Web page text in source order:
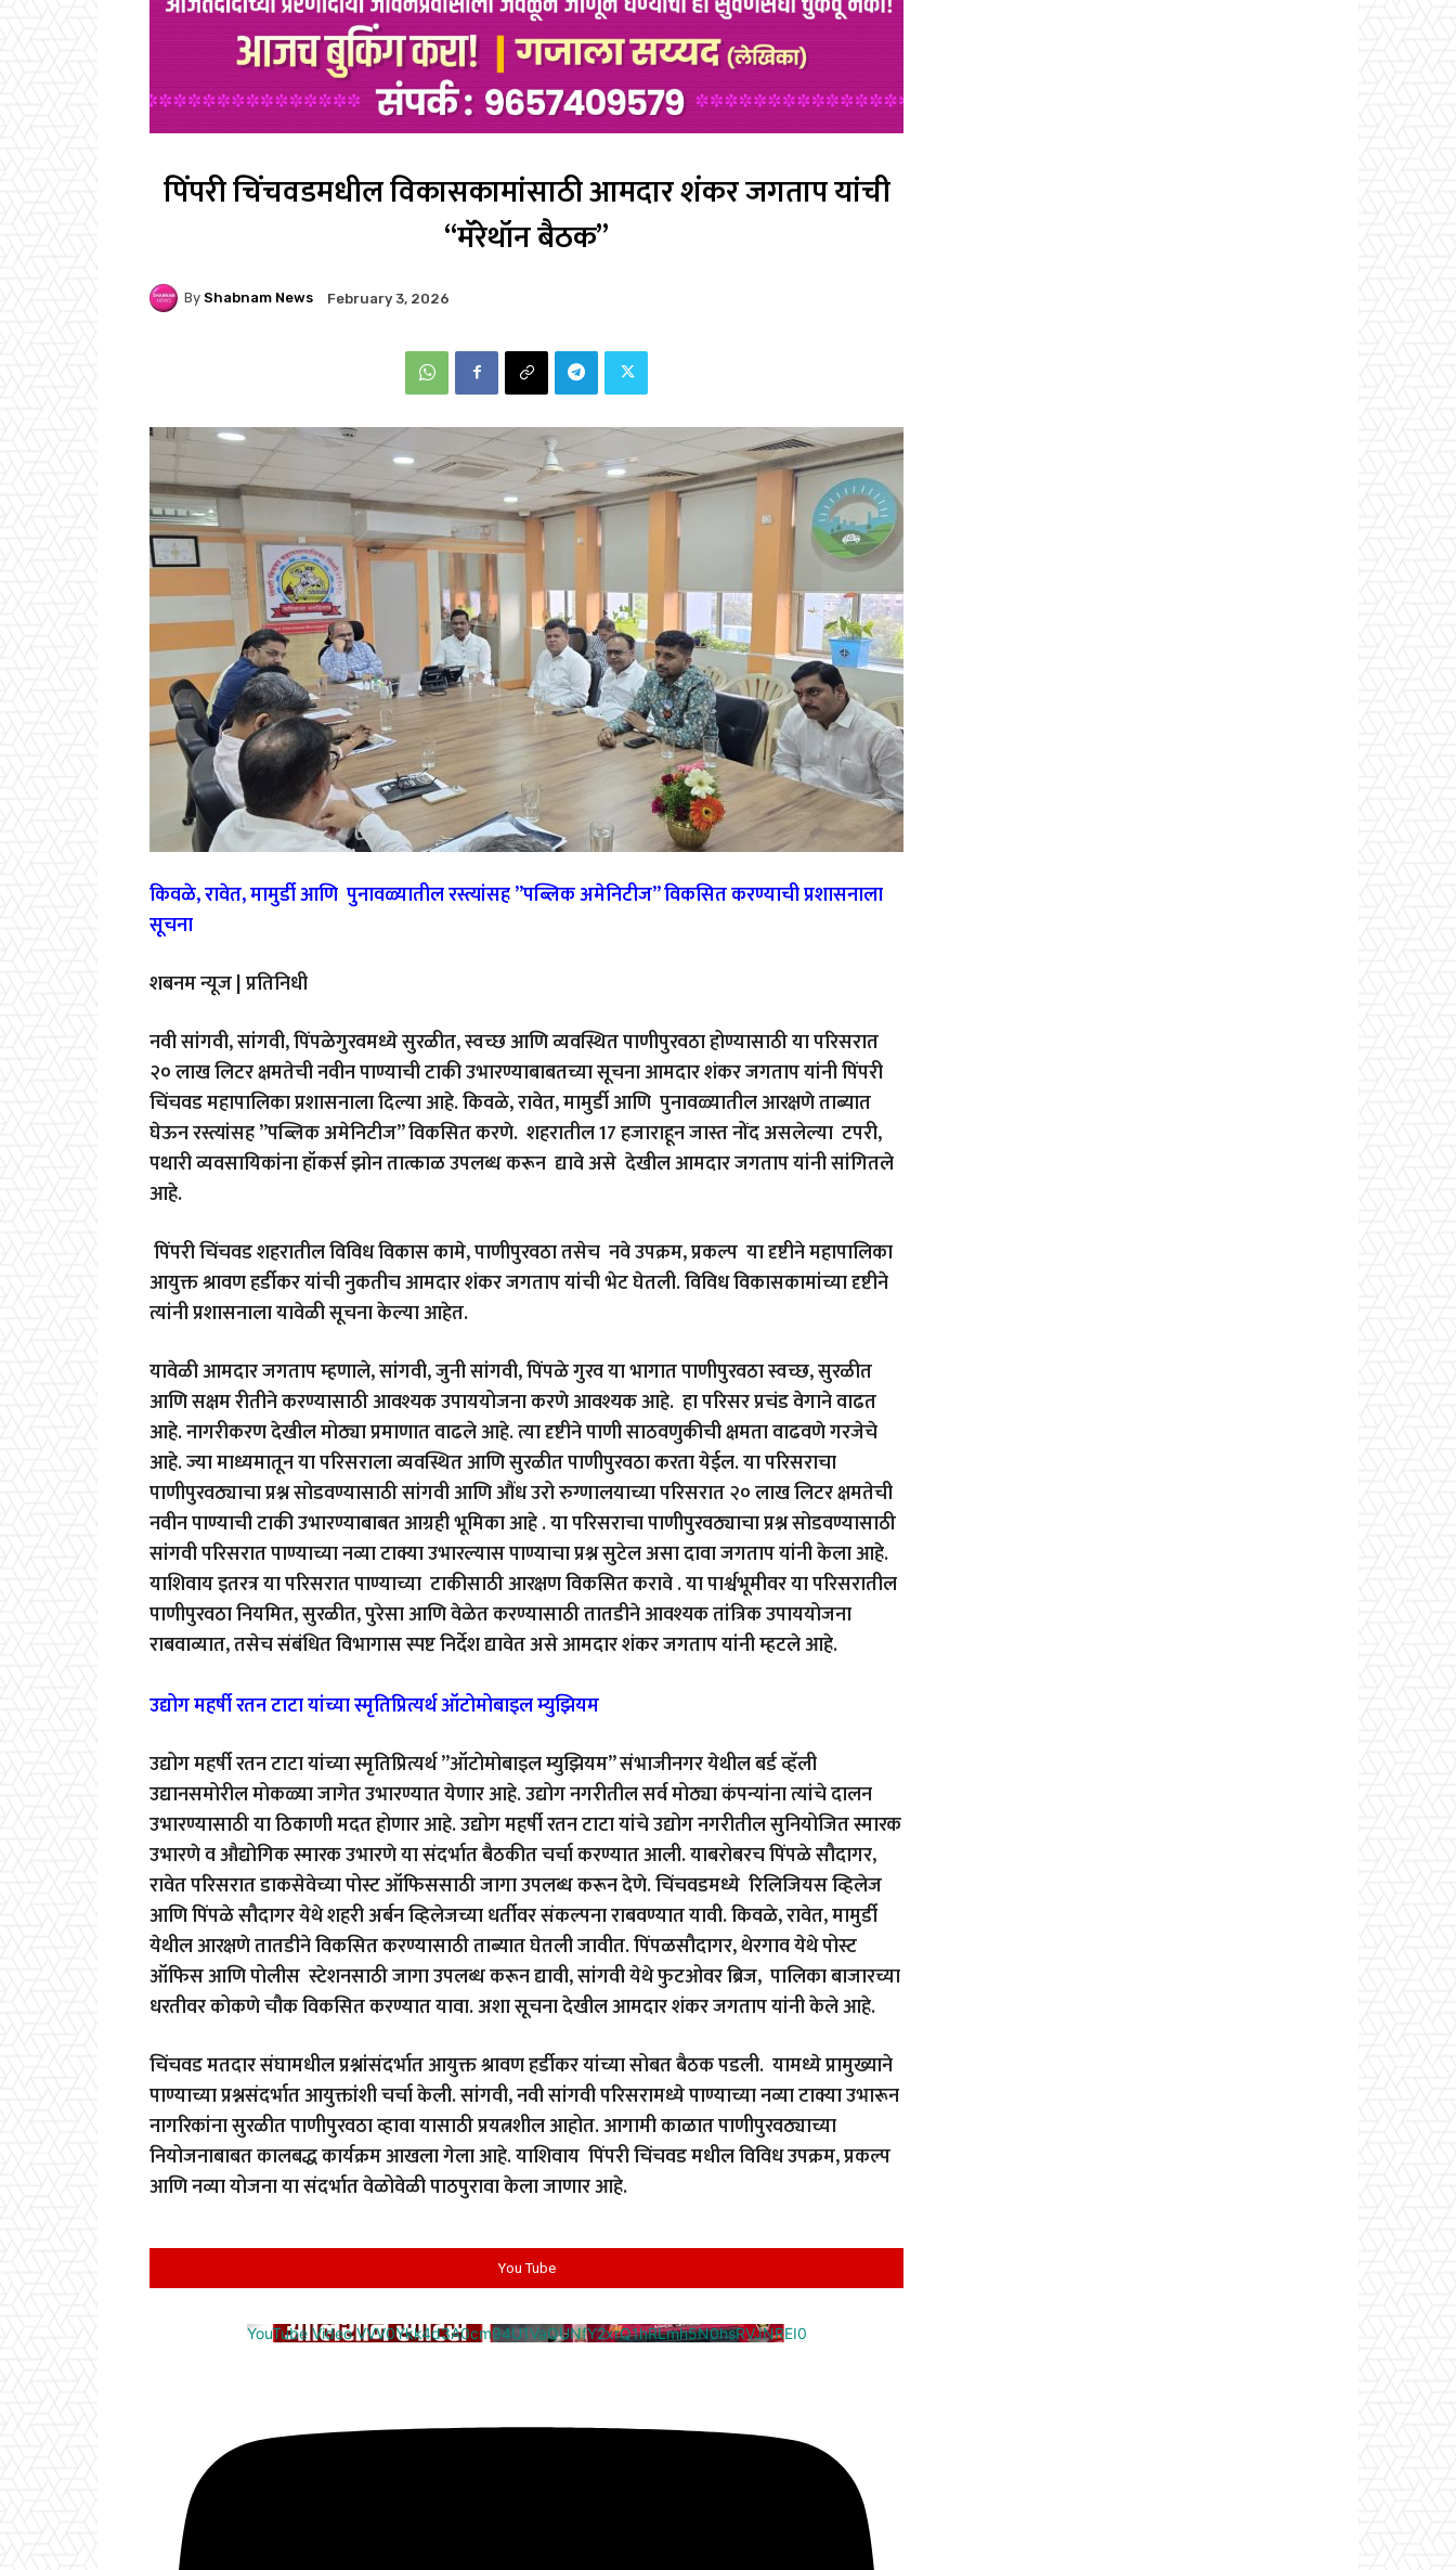
पिंपरी चिंचवडमधील विकासकामांसाठी आमदार शंकर जगताप यांची
“मॅरेथॉन बैठक”
By Shabnam News February 3, 2026
किवळे, रावेत, मामुर्डी आणि पुनावळ्यातील रस्त्यांसह ”पब्लिक अमेनिटीज” विकसित करण्याची प्रशासनाला
सूचना
शबनम न्यूज | प्रतिनिधी
नवी सांगवी, सांगवी, पिंपळेगुरवमध्ये सुरळीत, स्वच्छ आणि व्यवस्थित पाणीपुरवठा होण्यासाठी या परिसरात
२० लाख लिटर क्षमतेची नवीन पाण्याची टाकी उभारण्याबाबतच्या सूचना आमदार शंकर जगताप यांनी पिंपरी
चिंचवड महापालिका प्रशासनाला दिल्या आहे. किवळे, रावेत, मामुर्डी आणि पुनावळ्यातील आरक्षणे ताब्यात
घेऊन रस्त्यांसह ”पब्लिक अमेनिटीज” विकसित करणे. शहरातील 17 हजाराहून जास्त नोंद असलेल्या टपरी,
पथारी व्यवसायिकांना हॉकर्स झोन तात्काळ उपलब्ध करून द्यावे असे देखील आमदार जगताप यांनी सांगितले
आहे.
पिंपरी चिंचवड शहरातील विविध विकास कामे, पाणीपुरवठा तसेच नवे उपक्रम, प्रकल्प या दृष्टीने महापालिका
आयुक्त श्रावण हर्डीकर यांची नुकतीच आमदार शंकर जगताप यांची भेट घेतली. विविध विकासकामांच्या दृष्टीने
त्यांनी प्रशासनाला यावेळी सूचना केल्या आहेत.
यावेळी आमदार जगताप म्हणाले, सांगवी, जुनी सांगवी, पिंपळे गुरव या भागात पाणीपुरवठा स्वच्छ, सुरळीत
आणि सक्षम रीतीने करण्यासाठी आवश्यक उपाययोजना करणे आवश्यक आहे. हा परिसर प्रचंड वेगाने वाढत
आहे. नागरीकरण देखील मोठ्या प्रमाणात वाढले आहे. त्या दृष्टीने पाणी साठवणुकीची क्षमता वाढवणे गरजेचे
आहे. ज्या माध्यमातून या परिसराला व्यवस्थित आणि सुरळीत पाणीपुरवठा करता येईल. या परिसराचा
पाणीपुरवठ्याचा प्रश्न सोडवण्यासाठी सांगवी आणि औंध उरो रुग्णालयाच्या परिसरात २० लाख लिटर क्षमतेची
नवीन पाण्याची टाकी उभारण्याबाबत आग्रही भूमिका आहे . या परिसराचा पाणीपुरवठ्याचा प्रश्न सोडवण्यासाठी
सांगवी परिसरात पाण्याच्या नव्या टाक्या उभारल्यास पाण्याचा प्रश्न सुटेल असा दावा जगताप यांनी केला आहे.
याशिवाय इतरत्र या परिसरात पाण्याच्या टाकीसाठी आरक्षण विकसित करावे . या पार्श्वभूमीवर या परिसरातील
पाणीपुरवठा नियमित, सुरळीत, पुरेसा आणि वेळेत करण्यासाठी तातडीने आवश्यक तांत्रिक उपाययोजना
राबवाव्यात, तसेच संबंधित विभागास स्पष्ट निर्देश द्यावेत असे आमदार शंकर जगताप यांनी म्हटले आहे.
उद्योग महर्षी रतन टाटा यांच्या स्मृतिप्रित्यर्थ ऑटोमोबाइल म्युझियम
उद्योग महर्षी रतन टाटा यांच्या स्मृतिप्रित्यर्थ ”ऑटोमोबाइल म्युझियम” संभाजीनगर येथील बर्ड व्हॅली
उद्यानसमोरील मोकळ्या जागेत उभारण्यात येणार आहे. उद्योग नगरीतील सर्व मोठ्या कंपन्यांना त्यांचे दालन
उभारण्यासाठी या ठिकाणी मदत होणार आहे. उद्योग महर्षी रतन टाटा यांचे उद्योग नगरीतील सुनियोजित स्मारक
उभारणे व औद्योगिक स्मारक उभारणे या संदर्भात बैठकीत चर्चा करण्यात आली. याबरोबरच पिंपळे सौदागर,
रावेत परिसरात डाकसेवेच्या पोस्ट ऑफिससाठी जागा उपलब्ध करून देणे. चिंचवडमध्ये रिलिजियस व्हिलेज
आणि पिंपळे सौदागर येथे शहरी अर्बन व्हिलेजच्या धर्तीवर संकल्पना राबवण्यात यावी. किवळे, रावेत, मामुर्डी
येथील आरक्षणे तातडीने विकसित करण्यासाठी ताब्यात घेतली जावीत. पिंपळसौदागर, थेरगाव येथे पोस्ट
ऑफिस आणि पोलीस स्टेशनसाठी जागा उपलब्ध करून द्यावी, सांगवी येथे फुटओवर ब्रिज, पालिका बाजारच्या
धरतीवर कोकणे चौक विकसित करण्यात यावा. अशा सूचना देखील आमदार शंकर जगताप यांनी केले आहे.
चिंचवड मतदार संघामधील प्रश्नांसंदर्भात आयुक्त श्रावण हर्डीकर यांच्या सोबत बैठक पडली. यामध्ये प्रामुख्याने
पाण्याच्या प्रश्नसंदर्भात आयुक्तांशी चर्चा केली. सांगवी, नवी सांगवी परिसरामध्ये पाण्याच्या नव्या टाक्या उभारून
नागरिकांना सुरळीत पाणीपुरवठा व्हावा यासाठी प्रयत्नशील आहोत. आगामी काळात पाणीपुरवठ्याच्या
नियोजनाबाबत कालबद्ध कार्यक्रम आखला गेला आहे. याशिवाय पिंपरी चिंचवड मधील विविध उपक्रम, प्रकल्प
आणि नव्या योजना या संदर्भात वेळोवेळी पाठपुरावा केला जाणार आहे.
You Tube
YouTube Video VVV0Ykk4d3A0cm94U1VaQUNfY2xrQ1hRLmh5N0hsRVJNREI0